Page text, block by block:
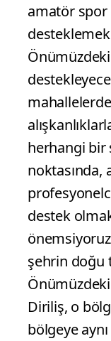
amatör
herhangi bir
destek
şehrin doğu
Diriliş, o
bölgeye